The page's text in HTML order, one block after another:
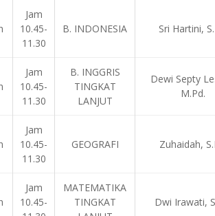
Jam
10.45-
11.30
B. INDONESIA Sri Hartini,
Jam
10.45-
11.30
B. INGGRIS
TINGKAT
LANJUT
Dewi Septy
M.Pd.
Jam
10.45-
11.30
GEOGRAFI Zuhaidah,
Jam
10.45-
MATEMATIKA
TINGKAT
Dwi Irawati,